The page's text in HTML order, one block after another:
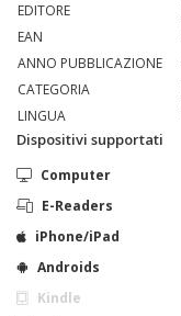
EDITORE
EAN
ANNO PUBBLICAZIONE
CATEGORIA
LINGUA
Dispositivi supportati
Computer
E-Readers
iPhone/iPad
Androids
Kindle